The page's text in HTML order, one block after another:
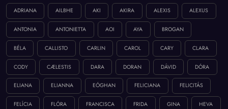
ADRIANA AILBHE AKI AKIRA ALEXIS ALEXUS
ANTONIA ANTONIETTA AOI AYA BROGAN
BÉLA CALLISTO CARLIN CAROL CARY CLARA
CODY CÆLESTIS DARA DORAN DÁVID DÓRA
ELIANA ELIANNA EÓGHAN FELICIANA FELICITÁS
FELÍCIA FLÓRA FRANCISCA FRIDA GINA HEVA